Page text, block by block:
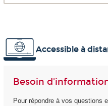
Accessible à
Besoin
Pour répondre à vos questions